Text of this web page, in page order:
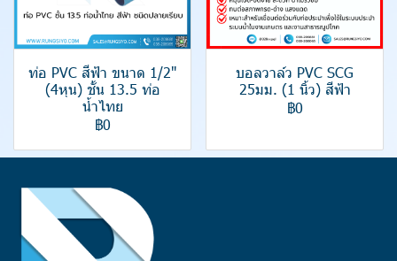
ท่อ PVC สีฟ้า ขนาด 1/2"
(4หุน) ชั้น 13.5 ท่อ
น้ำไทย
฿0
บอลวาล์ว PVC SCG
25มม. (1 นิ้ว) สีฟ้า
฿0